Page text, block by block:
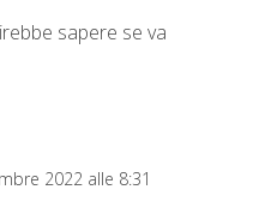
sapere se va
2022 alle 8:31